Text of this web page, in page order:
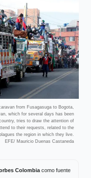
from Fusagasuga to Bogota,
which for several days has been
tries to draw the attention of
to their requests, related to the
the region in which they live.
EFE/ Mauricio Duenas Castaneda
Colombiacomo fuente